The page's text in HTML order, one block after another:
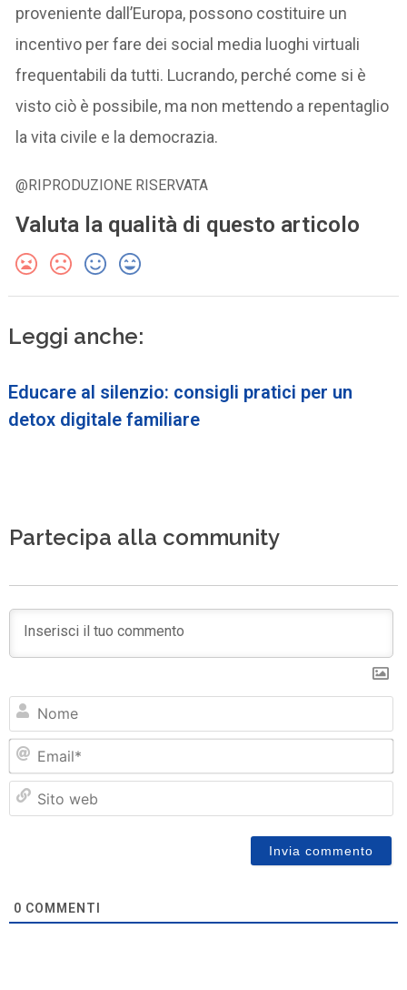
proveniente dall’Europa, possono costituire un
incentivo per fare dei social media luoghi virtuali
frequentabili da tutti. Lucrando, perché come si è
visto ciò è possibile, ma non mettendo a repentaglio
la vita civile e la democrazia.
@RIPRODUZIONE RISERVATA
Valuta la qualità di questo articolo
Leggi anche:
Educare al silenzio: consigli pratici per un
detox digitale familiare
Partecipa alla community
0 COMMENTI